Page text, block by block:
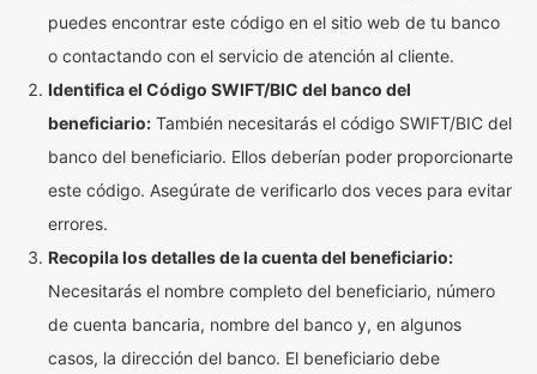
puedes encontrar este código en el sitio web de tu banco
o contactando con el servicio de atención al cliente.
Identifica el Código SWIFT/BIC del banco del
beneficiario: También necesitarás el código SWIFT/BIC del
banco del beneficiario. Ellos deberían poder proporcionarte
este código. Asegúrate de verificarlo dos veces para evitar
errores.
Recopila los detalles de la cuenta del beneficiario:
Necesitarás el nombre completo del beneficiario, número
de cuenta bancaria, nombre del banco y, en algunos
casos, la dirección del banco. El beneficiario debe